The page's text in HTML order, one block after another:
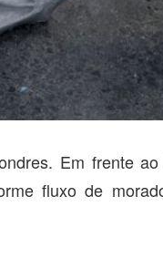
Em frente ao
fluxo de